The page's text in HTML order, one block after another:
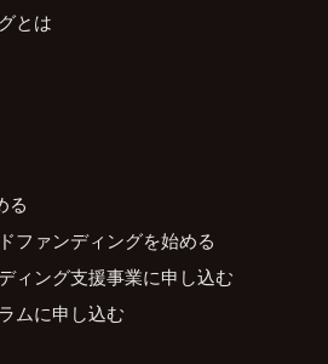
とは
る
ファンディングを始める
ィング支援事業に申し込む
ムに申し込む